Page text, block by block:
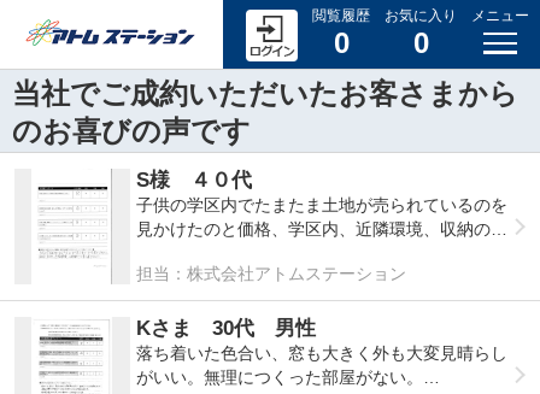
閲覧履歴
0
お気に入り
0
メニュー
当社でご成約いただいたお客さまから
のお喜びの声です
S様 ４０代
子供の学区内でたまたま土地が売られているのを
見かけたのと価格、学区内、近隣環境、収納の多
担当：株式会社アトムステーション
Kさま 30代 男性
落ち着いた色合い、窓も大きく外も大変見晴らし
がいい。無理につくった部屋がない。